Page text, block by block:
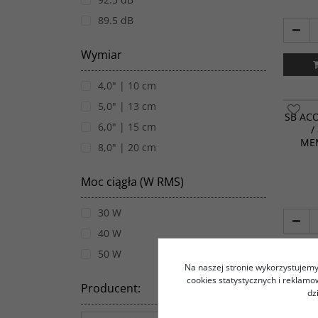
SB
/
89.5 dB
Wymiar
4,0" | 10 cm
5,0" | 13 cm
6,0" | 15 cm
8,0" | 20 cm
Moc ciągła (W RMS)
30 W
40 W
50 W
Producent:
Na naszej stronie
cookies statystycznych i